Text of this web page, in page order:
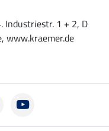
Industriestr. 1 + 2, D
www.kraemer.de